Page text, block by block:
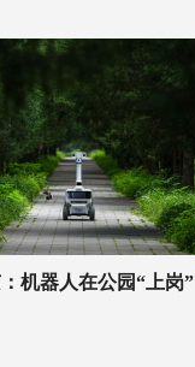
机器人在公园“上岗”